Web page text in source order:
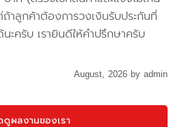
ลูกค้าต้องการวงเงินรับประกันที่
ะครับ เรายินดีให้คำปรึกษาครับ
August, 2026 by admin
ดูผลงานของเรา